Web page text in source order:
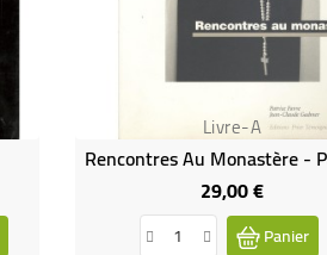
Livre-A
29,00 €Prix
Panier